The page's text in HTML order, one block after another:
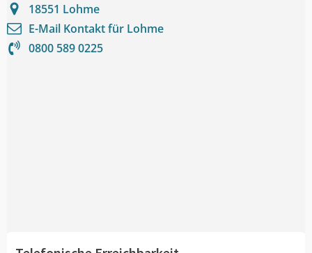
18551 Lohme
E-Mail Kontakt für Lohme
0800 589 0225